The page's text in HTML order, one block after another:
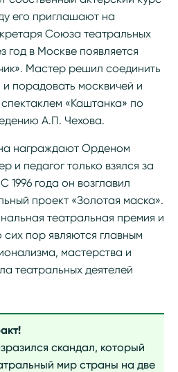
его приглашают на
Союза театральных
год в Москве появляется
Мастер решил соединить
порадовать москвичей и
«Каштанка» по
А.П. Чехова.
награждают Орденом
и педагог только взялся за
1996 года он возглавил
проект «Золотая маска».
театральная премия и
пор являются главным
мастерства и
театральных деятелей
скандал, который
мир страны на две